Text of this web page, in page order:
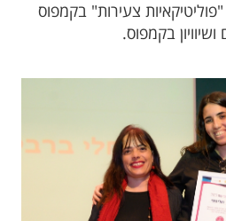
צעירות" בקמפוס
בקמפוס.